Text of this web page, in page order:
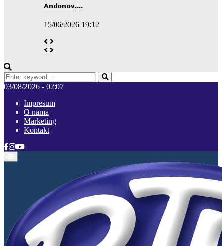
Andonov,…
15/06/2026 19:12
Search
for:
Pretraga
03/08/2026 - 02:07
Impresum
O nama
Marketing
Kontakt
Facebook
Instagram
Youtube
Menu